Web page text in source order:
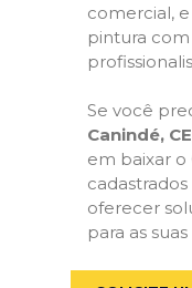
comercial,
pintura
Se você
Canindé, CE
em baixar o
oferecer
para as